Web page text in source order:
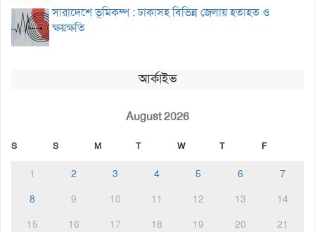
সারাদেশে ভূমিকম্প : ঢাকাসহ বিভিন্ন জেলায় হতাহত ও
ক্ষয়ক্ষতি
আর্কাইভ
August 2026
S S M T W T F
1 2 3 4 5 6
7
8
9 10 11 12 13
14
15
16 17 18 19 20
21